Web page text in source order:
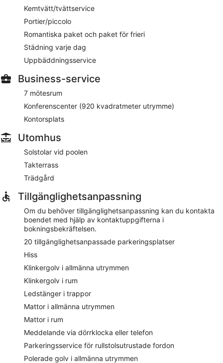
Kemtvätt/tvättservice
Portier/piccolo
Romantiska paket och paket för frieri
Städning varje dag
Uppbäddningsservice
Business-service
7 mötesrum
Konferenscenter (920 kvadratmeter utrymme)
Kontorsplats
Utomhus
Solstolar vid poolen
Takterrass
Trädgård
Tillgänglighetsanpassning
Om du behöver tillgänglighetsanpassning kan du kontakta
boendet med hjälp av kontaktuppgifterna i
bokningsbekräftelsen.
20 tillgänglighetsanpassade parkeringsplatser
Hiss
Klinkergolv i allmänna utrymmen
Klinkergolv i rum
Ledstänger i trappor
Mattor i allmänna utrymmen
Mattor i rum
Meddelande via dörrklocka eller telefon
Parkeringsservice för rullstolsutrustade fordon
Polerade golv i allmänna utrymmen